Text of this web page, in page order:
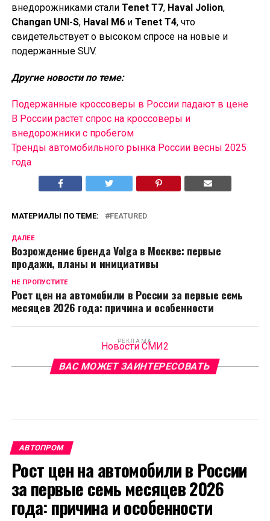
внедорожниками стали Tenet T7, Haval Jolion,
Changan UNI-S, Haval M6и Tenet T4, что
свидетельствует о высоком спросе на новые и
подержанные SUV.
Другие новости по теме:
Подержанные кроссоверы в России падают в цене
В России растет спрос на кроссоверы и
внедорожники с пробегом
Тренды автомобильного рынка России весны 2025
года
МАТЕРИАЛЫ ПО ТЕМЕ: FEATURED
ДАЛЕЕ
Возрождение бренда Volga в Москве: первые
продажи, планы и инициативы
НЕ ПРОПУСТИТЕ
Рост цен на автомобили в России за первые семь
месяцев 2026 года: причина и особенности
РЕКЛАМА
Новости СМИ2
ВАС МОЖЕТ ЗАИНТЕРЕСОВАТЬ
АВТОПРОМ
Рост цен на автомобили в России
за первые семь месяцев 2026
года: причина и особенности